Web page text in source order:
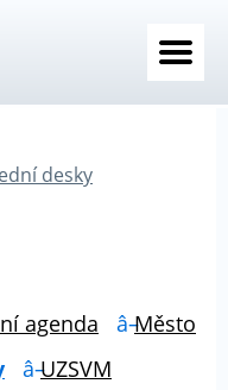
desky
agenda
Město
UZSVM